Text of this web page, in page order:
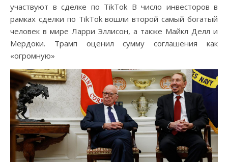
участвуют в сделке по TikTok В число инвесторов в
рамках сделки по TikTok вошли второй самый богатый
человек в мире Ларри Эллисон, а также Майкл Делл и
Мердоки. Трамп оценил сумму соглашения как
«огромную»